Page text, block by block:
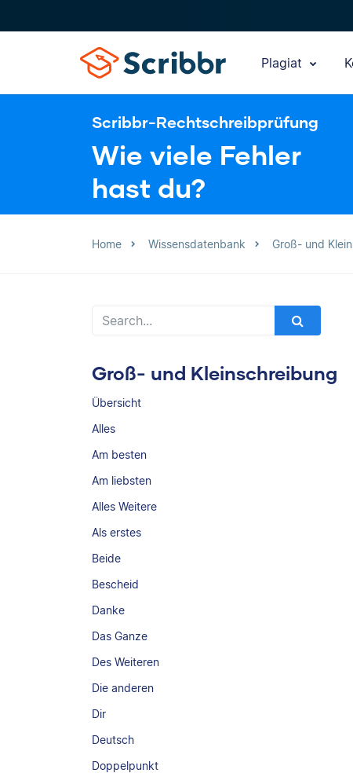
Plagiat
Scribbr-Rechtschreibprüfung
Wie viele Fehler
hast du?
Home Wissensdatenbank Groß- und
Groß- und Kleinschreibung
Übersicht
Alles
Am besten
Am liebsten
Alles Weitere
Als erstes
Beide
Bescheid
Danke
Das Ganze
Des Weiteren
Die anderen
Dir
Deutsch
Doppelpunkt